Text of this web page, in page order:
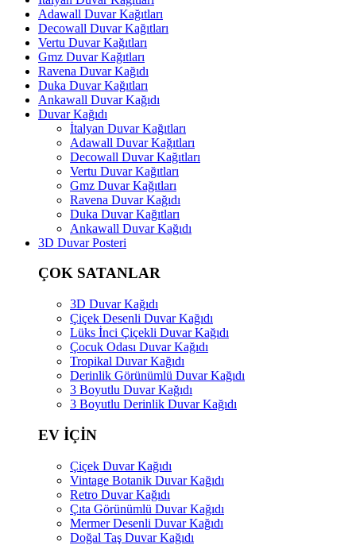
Adawall Duvar Kağıtları
Decowall Duvar Kağıtları
Vertu Duvar Kağıtları
Gmz Duvar Kağıtları
Ravena Duvar Kağıdı
Duka Duvar Kağıtları
Ankawall Duvar Kağıdı
Duvar Kağıdı
İtalyan Duvar Kağıtları
Adawall Duvar Kağıtları
Decowall Duvar Kağıtları
Vertu Duvar Kağıtları
Gmz Duvar Kağıtları
Ravena Duvar Kağıdı
Duka Duvar Kağıtları
Ankawall Duvar Kağıdı
3D Duvar Posteri
ÇOK SATANLAR
3D Duvar Kağıdı
Çiçek Desenli Duvar Kağıdı
Lüks İnci Çiçekli Duvar Kağıdı
Çocuk Odası Duvar Kağıdı
Tropikal Duvar Kağıdı
Derinlik Görünümlü Duvar Kağıdı
3 Boyutlu Duvar Kağıdı
3 Boyutlu Derinlik Duvar Kağıdı
EV İÇİN
Çiçek Duvar Kağıdı
Vintage Botanik Duvar Kağıdı
Retro Duvar Kağıdı
Çıta Görünümlü Duvar Kağıdı
Mermer Desenli Duvar Kağıdı
Doğal Taş Duvar Kağıdı